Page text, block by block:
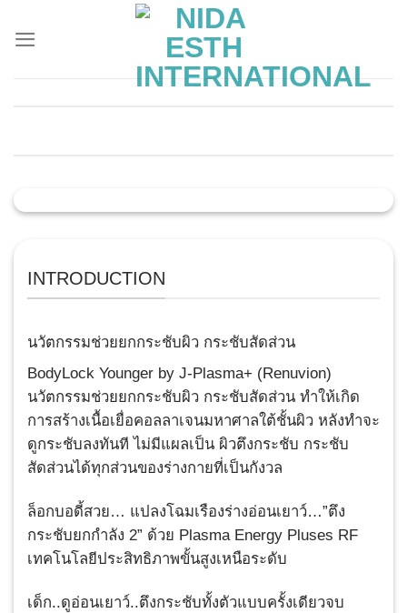
INTRODUCTION
นวัตกรรมช่วยยกกระชับผิว กระชับสัดส่วน
BodyLock Younger by J-Plasma+ (Renuvion)
นวัตกรรมช่วยยกกระชับผิว กระชับสัดส่วน ทำให้เกิด
การสร้างเนื้อเยื่อคอลลาเจนมหาศาลใต้ชั้นผิว หลังทำจะ
ดูกระชับลงทันที ไม่มีแผลเป็น ผิวตึงกระชับ กระชับ
สัดส่วนได้ทุกส่วนของร่างกายที่เป็นกังวล
ล็อกบอดี้สวย… แปลงโฉมเรืองร่างอ่อนเยาว์…”ตึง
กระชับยกกำลัง 2” ด้วย Plasma Energy Pluses RF
เทคโนโลยีประสิทธิภาพขั้นสูงเหนือระดับ
เด็ก..ดูอ่อนเยาว์..ตึงกระชับทั้งตัวแบบครั้งเดียวจบ